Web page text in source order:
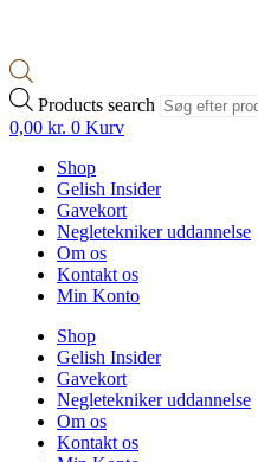
Products search
0,00 kr. 0 Kurv
Shop
Gelish Insider
Gavekort
Negletekniker uddannelse
Om os
Kontakt os
Min Konto
Shop
Gelish Insider
Gavekort
Negletekniker uddannelse
Om os
Kontakt os